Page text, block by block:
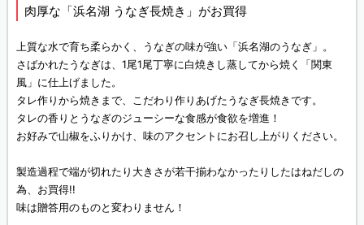
肉厚な「浜名湖 うなぎ長焼き」がお買得
上質な水で育ち柔らかく、うなぎの味が強い「浜名湖のうなぎ」。
さばかれたうなぎは、1尾1尾丁寧に白焼きし蒸してから焼く「関東
風」に仕上げました。
タレ作りから焼きまで、こだわり作りあげたうなぎ長焼きです。
タレの香りとうなぎのジューシーな食感が食欲を増進！
お好みで山椒をふりかけ、味のアクセントにお召し上がりください。
製造過程で端が切れたり大きさが若干揃わなかったりしたはねだしの
為、お買得!!
味は贈答用のものと変わりません！